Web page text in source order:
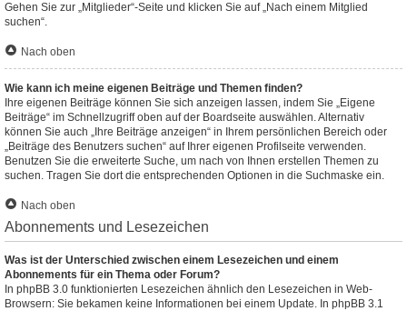
Gehen Sie zur „Mitglieder“-Seite und klicken Sie auf „Nach einem Mitglied
suchen“.
Nach oben
Wie kann ich meine eigenen Beiträge und Themen finden?
Ihre eigenen Beiträge können Sie sich anzeigen lassen, indem Sie „Eigene
Beiträge“ im Schnellzugriff oben auf der Boardseite auswählen. Alternativ
können Sie auch „Ihre Beiträge anzeigen“ in Ihrem persönlichen Bereich oder
„Beiträge des Benutzers suchen“ auf Ihrer eigenen Profilseite verwenden.
Benutzen Sie die erweiterte Suche, um nach von Ihnen erstellen Themen zu
suchen. Tragen Sie dort die entsprechenden Optionen in die Suchmaske ein.
Nach oben
Abonnements und Lesezeichen
Was ist der Unterschied zwischen einem Lesezeichen und einem
Abonnements für ein Thema oder Forum?
In phpBB 3.0 funktionierten Lesezeichen ähnlich den Lesezeichen in Web-
Browsern: Sie bekamen keine Informationen bei einem Update. In phpBB 3.1